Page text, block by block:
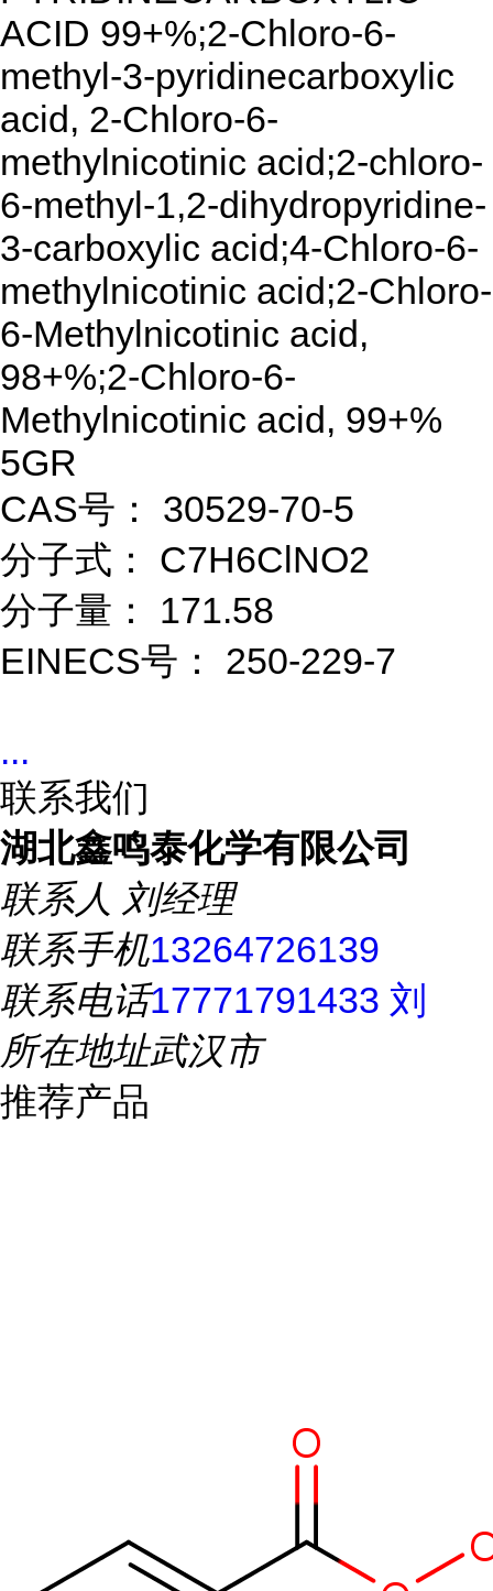
ACID 99+%;2-Chloro-6-
methyl-3-pyridinecarboxylic
acid, 2-Chloro-6-
methylnicotinic acid;2-chloro-
6-methyl-1,2-dihydropyridine-
3-carboxylic acid;4-Chloro-6-
methylnicotinic acid;2-Chloro-
6-Methylnicotinic acid,
98+%;2-Chloro-6-
Methylnicotinic acid, 99+%
5GR
CAS号： 30529-70-5
分子式： C7H6ClNO2
分子量： 171.58
EINECS号： 250-229-7
...
联系我们
湖北鑫鸣泰化学有限公司
联系人 刘经理
联系手机13264726139
联系电话17771791433 刘
所在地址武汉市
推荐产品